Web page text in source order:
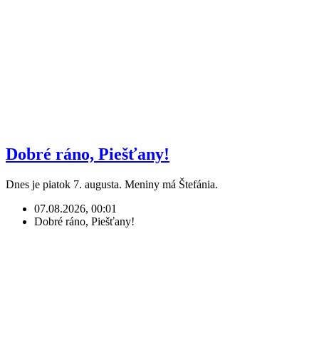
Dobré ráno, Piešťany!
Dnes je piatok 7. augusta. Meniny má Štefánia.
07.08.2026, 00:01
Dobré ráno, Piešťany!